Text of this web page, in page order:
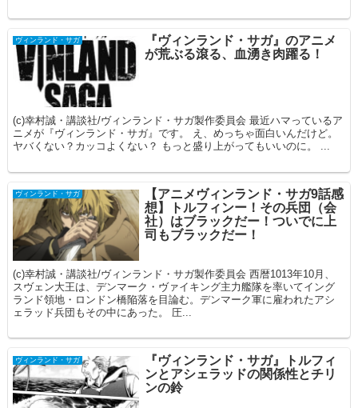
ヴィンランド・サガ
『ヴィンランド・サガ』のアニメ
が荒ぶる滾る、血湧き肉躍る！
(c)幸村誠・講談社/ヴィンランド・サガ製作委員会 最近ハマっているア
ニメが『ヴィンランド・サガ』です。 え、めっちゃ面白いんだけど。
ヤバくない？カッコよくない？ もっと盛り上がってもいいのに。 ...
ヴィンランド・サガ
【アニメヴィンランド・サガ9話感
想】トルフィンー！その兵団（会
社）はブラックだー！ついでに上
司もブラックだー！
(c)幸村誠・講談社/ヴィンランド・サガ製作委員会 西暦1013年10月、
スヴェン大王は、デンマーク・ヴァイキング主力艦隊を率いてイング
ランド領地・ロンドン橋陥落を目論む。デンマーク軍に雇われたアシ
ェラッド兵団もその中にあった。 圧...
ヴィンランド・サガ
『ヴィンランド・サガ』トルフィ
ンとアシェラッドの関係性とチリ
ンの鈴